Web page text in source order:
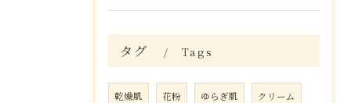
タグ Tags
乾燥肌 花粉 ゆらぎ肌 クリーム